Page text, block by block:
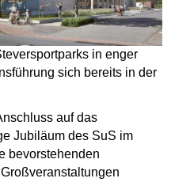
in enger
sich bereits in der
auf das
Jubiläum des SuS im
bevorstehenden